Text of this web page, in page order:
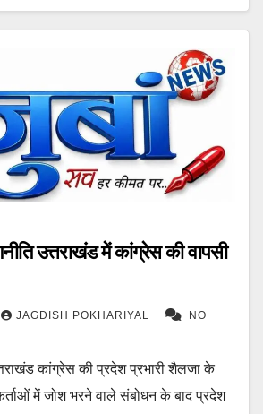
उत्तराखंड में कांग्रेस की वापसी
JAGDISH POKHARIYAL NO
कांग्रेस की प्रदेश प्रभारी शैलजा के
में जोश भरने वाले संबोधन के बाद प्रदेश